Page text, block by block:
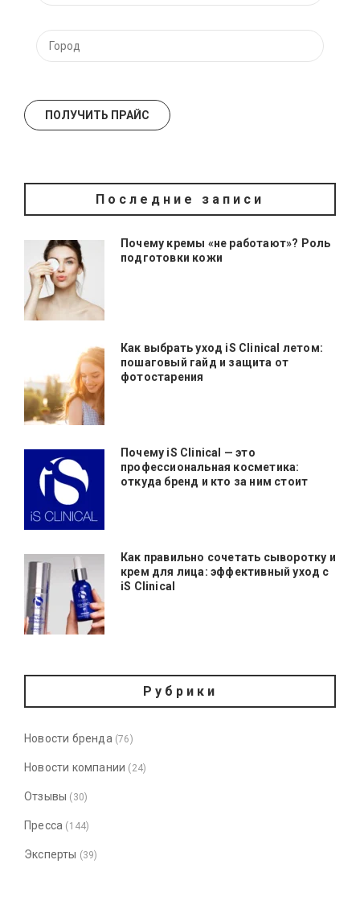
Последние записи
Почему кремы «не работают»? Роль
подготовки кожи
Как выбрать уход iS Clinical летом:
пошаговый гайд и защита от
фотостарения
Почему iS Clinical — это
профессиональная косметика:
откуда бренд и кто за ним стоит
Как правильно сочетать сыворотку и
крем для лица: эффективный уход с
iS Clinical
Рубрики
Новости бренда (76)
Новости компании (24)
Отзывы (30)
Пресса (144)
Эксперты (39)